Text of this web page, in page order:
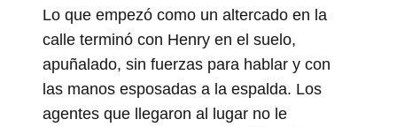
Lo que empezó como un altercado en la
calle terminó con Henry en el suelo,
apuñalado, sin fuerzas para hablar y con
las manos esposadas a la espalda. Los
agentes que llegaron al lugar no le